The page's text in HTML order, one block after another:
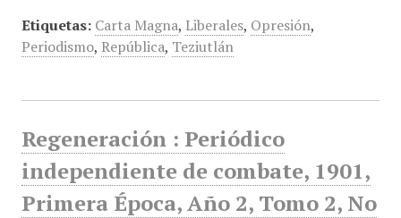
Etiquetas: Carta Magna, Liberales, Opresión,
Periodismo, República, Teziutlán
Regeneración : Periódico
independiente de combate, 1901,
Primera Época, Año 2, Tomo 2, No